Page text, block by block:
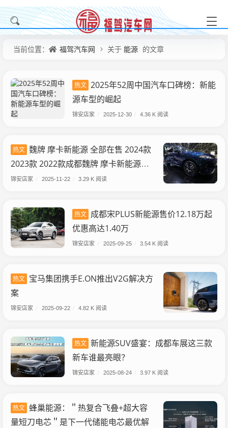
当前位置： 福驾汽车网 关于 能源 的文章
热文 2025年52周中国汽车口碑榜：新能
源车型的崛起
锦安店家 2025-12-30 4.36 K 阅读
热文 魏牌 摩卡新能源 全部在售 2024款
2023款 2022款成都魏牌 摩卡新能源最
低23.18万起售 暂无优惠
锦安店家 2025-11-22 3.29 K 阅读
热文 成都宋PLUS新能源售价12.18万起
优惠高达1.40万
锦安店家 2025-09-25 3.54 K 阅读
热文 宝马集团携手E.ON推出V2G解决方
案
锦安店家 2025-09-22 4.82 K 阅读
热文 新能源SUV盛宴：成都车展这三款
新车谁最亮眼？
锦安店家 2025-08-24 3.97 K 阅读
热文 蜂巢能源：＂热复合飞叠+超大容
量短刀电芯＂是下一代储能电芯最优解